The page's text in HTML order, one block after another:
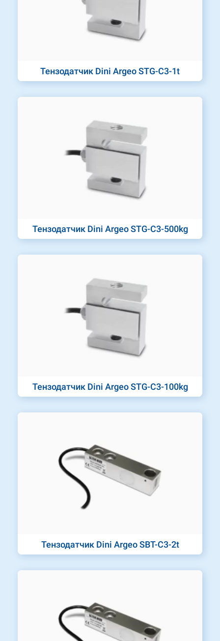
Тензодатчик Dini Argeo STG-C3-1t
Тензодатчик Dini Argeo STG-C3-500kg
Тензодатчик Dini Argeo STG-C3-100kg
Тензодатчик Dini Argeo SBT-C3-2t